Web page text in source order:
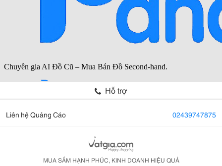
Hỗ trợ
Liên hệ Quảng Cáo 02439747875
MUA SẮM HẠNH PHÚC, KINH DOANH HIỆU QUẢ